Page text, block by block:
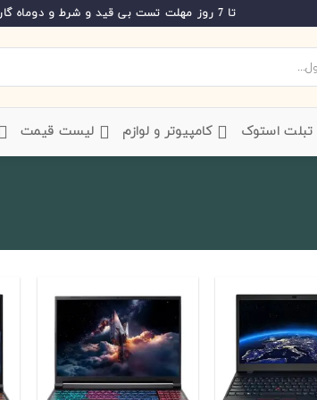
تا 7 روز مهلت تست بی قید و شرط و دوماه گارانتی رایگان
‌ تبلت استوک ‌ کامپیوتر و لوازم ‌ لیست قیمت